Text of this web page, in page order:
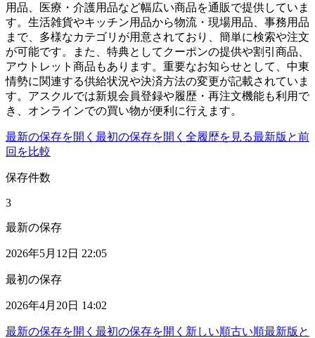
用品、医療・介護用品など幅広い商品を通販で提供していま
す。生活雑貨やキッチン用品から物流・現場用品、事務用品
まで、多様なカテゴリが用意されており、簡単に検索や注文
が可能です。また、特典としてクーポンの提供や割引商品、
アウトレット商品もあります。重要なお知らせとして、中東
情勢に関連する供給状況や決済方法の変更が記載されていま
す。アスクルでは新規会員登録や履歴・再注文機能も利用で
き、オンラインでの買い物が便利に行えます。
最新の保存を開く 最初の保存を開く 全履歴を見る最新版と前
回を比較
保存件数
3
最新の保存
2026年5月12日 22:05
最初の保存
2026年4月20日 14:02
最新の保存を開く 最初の保存を開く 新しい順古い順最新版と